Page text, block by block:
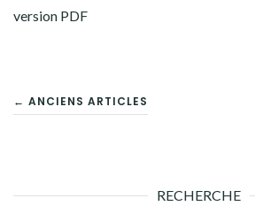
version PDF
NAVIGATION
← ANCIENS ARTICLES
RECHERCHE